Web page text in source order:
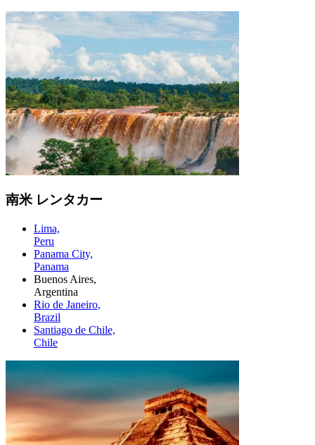
南米 レンタカー
Lima,
Peru
Panama City,
Panama
Buenos Aires,
Argentina
Rio de Janeiro,
Brazil
Santiago de Chile,
Chile